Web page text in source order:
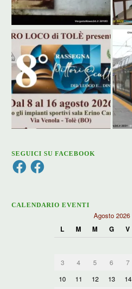
SEGUICI SU FACEBOOK
FacebookFacebook
CALENDARIO EVENTI
Agosto 2026
L
M M G V
3
4 5 6 7
10 11 12 13 14